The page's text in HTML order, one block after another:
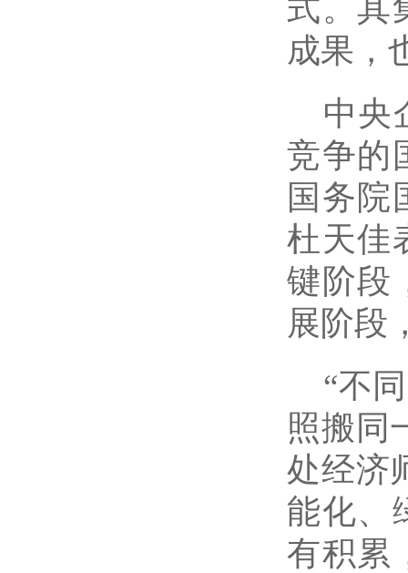
式。其
成果，
中央
竞争的
国务院
杜天佳
键阶段
展阶段
“不
照搬同
处经济
能化、
有积累